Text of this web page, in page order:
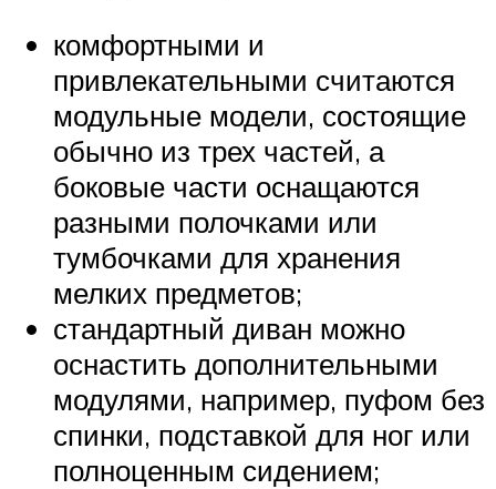
комфортными и
привлекательными считаются
модульные модели, состоящие
обычно из трех частей, а
боковые части оснащаются
разными полочками или
тумбочками для хранения
мелких предметов;
стандартный диван можно
оснастить дополнительными
модулями, например, пуфом без
спинки, подставкой для ног или
полноценным сидением;